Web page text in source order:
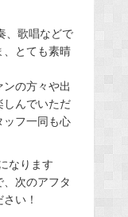
、歌唱などで
、とても素晴
の方々や出
しんでいただ
ッフ一同も心
なります
次のアフタ
い！